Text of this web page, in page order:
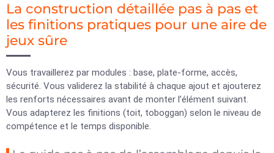
La construction détaillée pas à pas et
les finitions pratiques pour une aire de
jeux sûre
Vous travaillerez par modules : base, plate-forme, accès,
sécurité. Vous validerez la stabilité à chaque ajout et ajouterez
les renforts nécessaires avant de monter l’élément suivant.
Vous adapterez les finitions (toit, toboggan) selon le niveau de
compétence et le temps disponible.